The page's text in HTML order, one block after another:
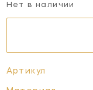
Нет в наличии
Артикул